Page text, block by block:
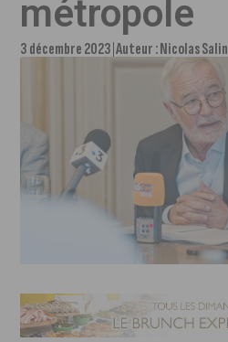
métropole
3 décembre 2023 Auteur :Nicolas Salin